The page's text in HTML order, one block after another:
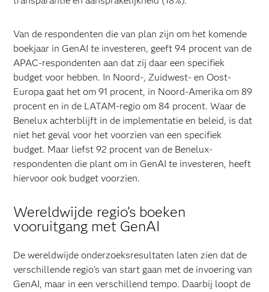
Van de respondenten die van plan zijn om het komende
boekjaar in GenAI te investeren, geeft 94 procent van de
APAC-respondenten aan dat zij daar een specifiek
budget voor hebben. In Noord-, Zuidwest- en Oost-
Europa gaat het om 91 procent, in Noord-Amerika om 89
procent en in de LATAM-regio om 84 procent. Waar de
Benelux achterblijft in de implementatie en beleid, is dat
niet het geval voor het voorzien van een specifiek
budget. Maar liefst 92 procent van de Benelux-
respondenten die plant om in GenAI te investeren, heeft
hiervoor ook budget voorzien.
Wereldwijde regio’s boeken
vooruitgang met GenAI
De wereldwijde onderzoeksresultaten laten zien dat de
verschillende regio’s van start gaan met de invoering van
GenAI, maar in een verschillend tempo. Daarbij loopt de